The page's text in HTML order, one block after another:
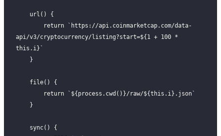
    url() {
api/v3/cryptocurrency/listing?start=${1 + 100 *
this.i}`
    }
    file() {
        return `${process.cwd()}/raw/${this.i}.json`
    }
    sync() {